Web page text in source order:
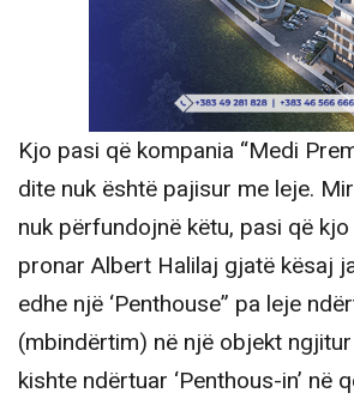
Kjo pasi që kompania “Medi
dite nuk është pajisur me leje.
nuk përfundojnë këtu, pasi që
pronar Albert Halilaj gjatë kësaj
edhe një ‘Penthouse” pa leje
(mbindërtim) në një objekt
kishte ndërtuar ‘Penthous-in’ në